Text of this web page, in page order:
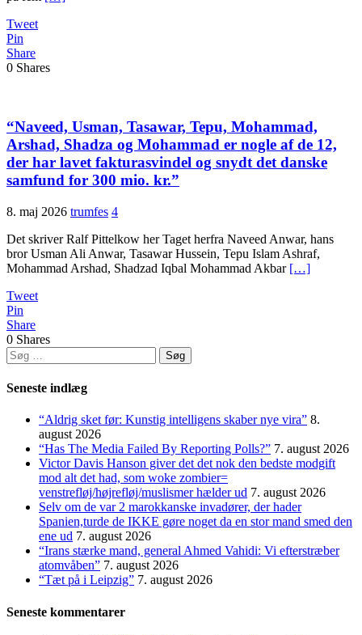
Tweet
Pin
Share
0 Shares
“Naveed, Usman, Tasawar, Tepu, Mohammad,
Arshad, Shadza og Mohammad er nogle af de 12,
der har lavet fakturasvindel og snydt det danske
samfund for 300 mio. kr.”
8. maj 2026 trumfes 4
Det skriver Ralf Pittelkow her Taget herfra Naveed Anwar, hans
bror Usman Ali Anwar, Tasawar Hussein, Tepu Islam Ashraf,
Mohammad Arshad, Shadzad Iqbal Mohammad Akbar […]
Tweet
Pin
Share
0 Shares
Søg
efter:
Seneste indlæg
“Aldrig sket før: Kunstig intelligens skaber nye vira” 8.
august 2026
“Has The Media Failed By Reporting Polls?” 7. august 2026
Victor Davis Hanson giver det det nok den bedste modgift
mod alt det had, som woke zombier=
venstrefløj/højrefløj/muslismer hælder ud 7. august 2026
Selv om de var 2 marokkanske invadører, der hader
Spanien,turde de IKKE gøre noget da en stor mand smed den
ene ud 7. august 2026
“Irans stærke mand, general Ahmed Vahidi: Vi efterstræber
atomvåben” 7. august 2026
“Tæt på i Leipzig” 7. august 2026
Seneste kommentarer